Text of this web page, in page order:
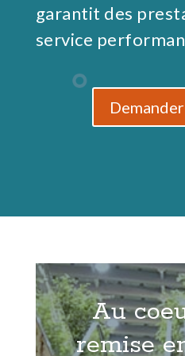
garantit des
service
Au
remise